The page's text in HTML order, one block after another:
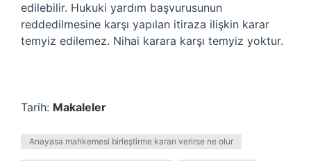
edilebilir. Hukuki yardım başvurusunun
reddedilmesine karşı yapılan itiraza ilişkin karar
temyiz edilemez. Nihai karara karşı temyiz yoktur.
Tarih: Makaleler
Anayasa mahkemesi birleştirme kararı verirse ne olur